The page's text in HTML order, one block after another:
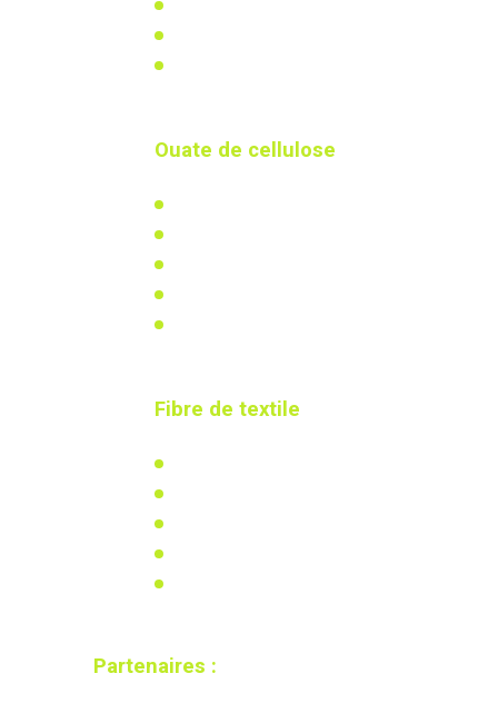
Ouate de cellulose
Fibre de textile
Partenaires :